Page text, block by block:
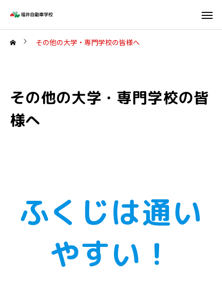
その他の大学・専門学校の皆様へ
その他の大学・専門学校の皆
様へ
ふくじは通い
やすい！